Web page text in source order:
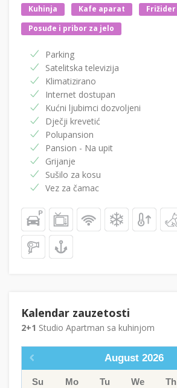
Kuhinja Kafe aparat
Frižider
Posuđe i pribor za jelo
Parking
Satelitska televizija
Klimatizirano
Internet dostupan
Kućni ljubimci dozvoljeni
Dječji krevetić
Polupansion
Pansion - Na upit
Grijanje
Sušilo za kosu
Vez za čamac
Kalendar zauzetosti
2+1 Studio Apartman sa kuhinjom
August 2026
Su Mo Tu We Th